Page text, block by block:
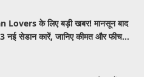
Lovers के लिए बड़ी खबर! मानसून बाद
नई सेडान कारें, जानिए कीमत और फीचर्स